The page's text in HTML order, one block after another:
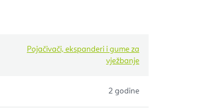
Pojačivači, ekspanderi i gume za
vježbanje
2 godine